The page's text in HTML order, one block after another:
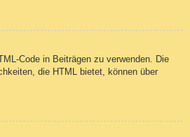
Code in Beiträgen zu verwenden. Die
die HTML bietet, können über